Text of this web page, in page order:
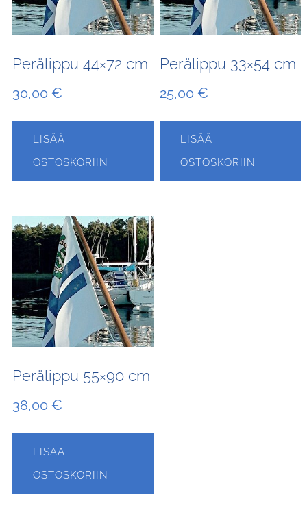
Perälippu 44×72 cm
30,00 €
LISÄÄ
OSTOSKORIIN
Perälippu 33×54 cm
25,00 €
LISÄÄ
OSTOSKORIIN
Perälippu 55×90 cm
38,00 €
LISÄÄ
OSTOSKORIIN